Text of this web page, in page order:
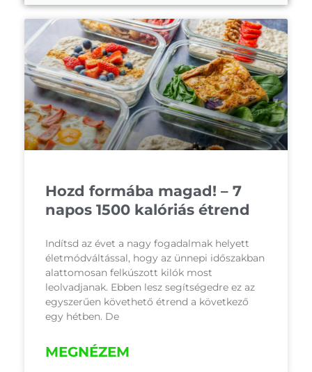
Hozd formába magad! – 7
napos 1500 kalóriás étrend
Indítsd az évet a nagy fogadalmak helyett
életmódváltással, hogy az ünnepi időszakban
alattomosan felkúszott kilók most
leolvadjanak. Ebben lesz segítségedre ez az
egyszerűen követhető étrend a következő
egy hétben. De
MEGNÉZEM